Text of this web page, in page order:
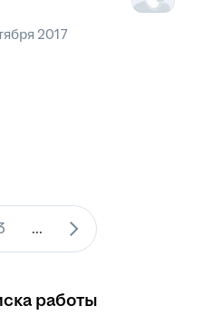
2017
...
работы